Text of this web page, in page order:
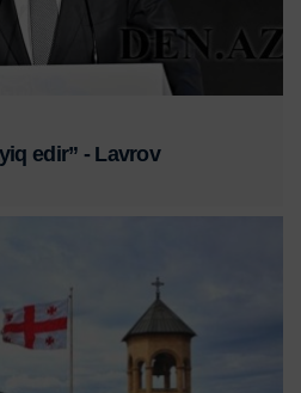
edir” - Lavrov